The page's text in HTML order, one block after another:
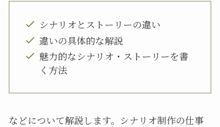
シナリオとストーリーの違い
違いの具体的な解説
魅力的なシナリオ・ストーリーを書
く方法
などについて解説します。シナリオ制作の仕事